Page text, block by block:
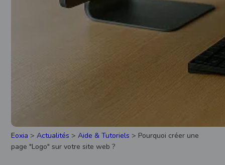
Eoxia >Actualités >Aide & Tutoriels > Pourquoi créer une
page "Logo" sur votre site web ?